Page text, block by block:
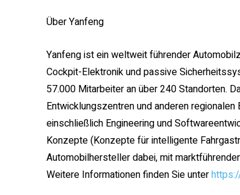
Über Yanfeng
Yanfeng ist ein weltweit führender
Cockpit-Elektronik und passive
57.000 Mitarbeiter an über 240 Standorten.
Entwicklungszentren und anderen
einschließlich Engineering und
Konzepte (Konzepte für intelligente
Automobilhersteller dabei, mit
Weitere Informationen finden Sie unter